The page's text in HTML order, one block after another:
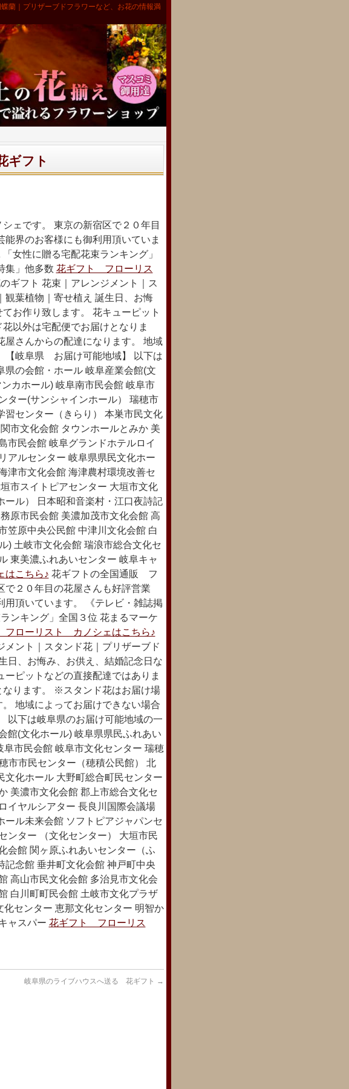
蘭｜プリザーブドフラワーなど、お花の情報満
ギフト
です。 東京の新宿区で２０年目
界のお客様にも御利用頂いていま
女性に贈る宅配花束ランキング」
集」他多数 花ギフト フローリス
ギフト 花束｜アレンジメント｜ス
観葉植物｜寄せ植え 誕生日、お悔
お作り致します。 花キューピット
以外は宅配便でお届けとなりま
さんからの配達になります。 地域
【岐阜県 お届け可能地域】 以下は
の会館・ホール 岐阜産業会館(文
カホール) 岐阜南市民会館 岐阜市
ター(サンシャインホール） 瑞穂市
センター（きらり） 本巣市民文化
市文化会館 タウンホールとみか 美
市民会館 岐阜グランドホテルロイ
アルセンター 岐阜県県民文化ホー
津市文化会館 海津農村環境改善セ
市スイトピアセンター 大垣市文化
ル） 日本昭和音楽村・江口夜詩記
原市民会館 美濃加茂市文化会館 高
笠原中央公民館 中津川文化会館 白
) 土岐市文化会館 瑞浪市総合文化セ
東美濃ふれあいセンター 岐阜キャ
こちら♪ 花ギフトの全国通販 フ
２０年目の花屋さんも好評営業
頂いています。 《テレビ・雑誌掲
ンキング」全国３位 花まるマーケ
ローリスト カノシェはこちら♪
ント｜スタンド花｜プリザーブド
日、お悔み、お供え、結婚記念日な
ピットなどの直接配達ではありま
ります。 ※スタンド花はお届け場
地域によってお届けできない場合
下は岐阜県のお届け可能地域の一
館(文化ホール) 岐阜県県民ふれあい
市民会館 岐阜市文化センター 瑞穂
市市民センター（穂積公民館） 北
化ホール 大野町総合町民センター
美濃市文化会館 郡上市総合文化セ
イヤルシアター 長良川国際会議場
ル未来会館 ソフトピアジャパンセ
ンター （文化センター） 大垣市民
会館 関ヶ原ふれあいセンター（ふ
記念館 垂井町文化会館 神戸町中央
高山市民文化会館 多治見市文化会
白川町町民会館 土岐市文化プラザ
センター 恵那文化センター 明智か
ャスパー 花ギフト フローリス
岐阜県のライブハウスへ送る 花ギフト →